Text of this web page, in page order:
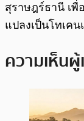
สุราษฎร์ธานี เพื่
แปลงเป็นโทเค
ความเห็นผู้